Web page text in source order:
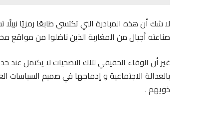
لا شك أن هذه المبادرة التي تكتسي طابعًا رمزيًا
صناعته أجيال من المغاربة الذين ناضلوا من مواقع
غير أن الوفاء الحقيقي لتلك التضحيات لا يكتمل
بالعدالة الاجتماعية و إدماجها في صميم السياسات
ذويهم .